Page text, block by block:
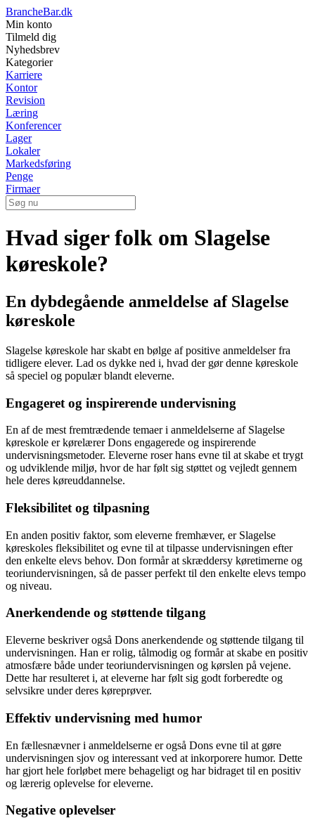
BrancheBar.dk
Min konto
Tilmeld dig
Nyhedsbrev
Kategorier
Karriere
Kontor
Revision
Læring
Konferencer
Lager
Lokaler
Markedsføring
Penge
Firmaer
Hvad siger folk om Slagelse
køreskole?
En dybdegående anmeldelse af Slagelse
køreskole
Slagelse køreskole har skabt en bølge af positive anmeldelser fra
tidligere elever. Lad os dykke ned i, hvad der gør denne køreskole
så speciel og populær blandt eleverne.
Engageret og inspirerende undervisning
En af de mest fremtrædende temaer i anmeldelserne af Slagelse
køreskole er kørelærer Dons engagerede og inspirerende
undervisningsmetoder. Eleverne roser hans evne til at skabe et trygt
og udviklende miljø, hvor de har følt sig støttet og vejledt gennem
hele deres køreuddannelse.
Fleksibilitet og tilpasning
En anden positiv faktor, som eleverne fremhæver, er Slagelse
køreskoles fleksibilitet og evne til at tilpasse undervisningen efter
den enkelte elevs behov. Don formår at skræddersy køretimerne og
teoriundervisningen, så de passer perfekt til den enkelte elevs tempo
og niveau.
Anerkendende og støttende tilgang
Eleverne beskriver også Dons anerkendende og støttende tilgang til
undervisningen. Han er rolig, tålmodig og formår at skabe en positiv
atmosfære både under teoriundervisningen og kørslen på vejene.
Dette har resulteret i, at eleverne har følt sig godt forberedte og
selvsikre under deres køreprøver.
Effektiv undervisning med humor
En fællesnævner i anmeldelserne er også Dons evne til at gøre
undervisningen sjov og interessant ved at inkorporere humor. Dette
har gjort hele forløbet mere behageligt og har bidraget til en positiv
og lærerig oplevelse for eleverne.
Negative oplevelser